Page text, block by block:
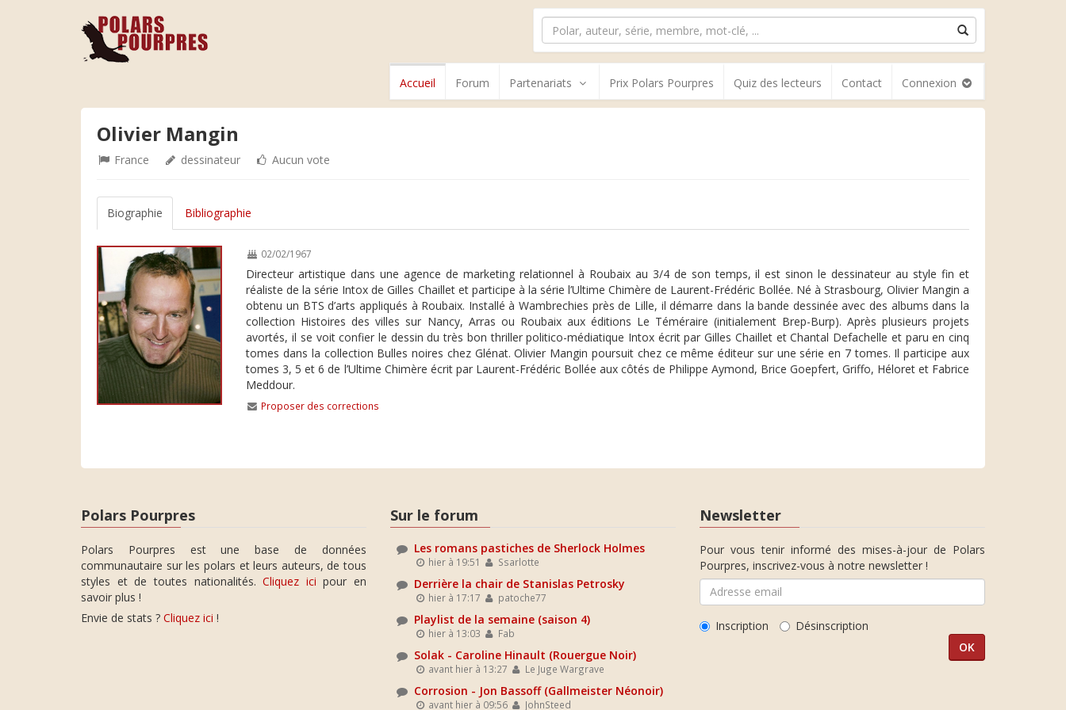
Accueil Forum Partenariats Prix Polars Pourpres Quiz des lecteurs Contact Connexion
Olivier Mangin
France dessinateur Aucun vote
Biographie Bibliographie
02/02/1967
Directeur artistique dans une agence de marketing relationnel à Roubaix au 3/4 de son temps, il est sinon le dessinateur au style fin et
réaliste de la série Intox de Gilles Chaillet et participe à la série l’Ultime Chimère de Laurent-Frédéric Bollée. Né à Strasbourg, Olivier Mangin a
obtenu un BTS d’arts appliqués à Roubaix. Installé à Wambrechies près de Lille, il démarre dans la bande dessinée avec des albums dans la
collection Histoires des villes sur Nancy, Arras ou Roubaix aux éditions Le Téméraire (initialement Brep-Burp). Après plusieurs projets
avortés, il se voit confier le dessin du très bon thriller politico-médiatique Intox écrit par Gilles Chaillet et Chantal Defachelle et paru en cinq
tomes dans la collection Bulles noires chez Glénat. Olivier Mangin poursuit chez ce même éditeur sur une série en 7 tomes. Il participe aux
tomes 3, 5 et 6 de l’Ultime Chimère écrit par Laurent-Frédéric Bollée aux côtés de Philippe Aymond, Brice Goepfert, Griffo, Héloret et Fabrice
Meddour.
Proposer des corrections
Polars Pourpres
Polars Pourpres est une base de données
communautaire sur les polars et leurs auteurs, de tous
styles et de toutes nationalités.Cliquez ici pour en
savoir plus !
Envie de stats ? Cliquez ici !
Sur le forum
Les romans pastiches de Sherlock Holmes
hier à 19:51 Ssarlotte
Derrière la chair de Stanislas Petrosky
hier à 17:17 patoche77
Playlist de la semaine (saison 4)
hier à 13:03 Fab
Solak - Caroline Hinault (Rouergue Noir)
avant hier à 13:27 Le Juge Wargrave
Corrosion - Jon Bassoff (Gallmeister Néonoir)
avant hier à 09:56 JohnSteed
Newsletter
Pour vous tenir informé des mises-à-jour de Polars
Pourpres, inscrivez-vous à notre newsletter !
Inscription Désinscription